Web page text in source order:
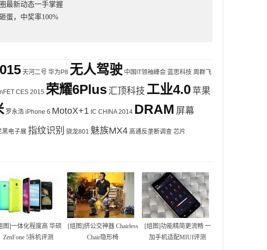
最新动态一手掌握
蛋，中奖率100%
天河二号 华为P8 无人驾驶 中国IT领袖峰会 蓝思科技 周群飞
CES 2015 荣耀6Plus 汇顶科技 工业4.0 苹果
罗永浩 iPhone 6 MotoX+1 IC CHINA 2014 DRAM 屏幕
黑电子展 指纹识别 骁龙801 魅族MX4 高通反垄断调查 芯片
图]一体化程度高 华硕
ZenFone 5拆机评测
[组图]挤公交神器 Chairless
Chair隐形椅
[组图]功能精简更流畅 一
加手机适配MIUI评测